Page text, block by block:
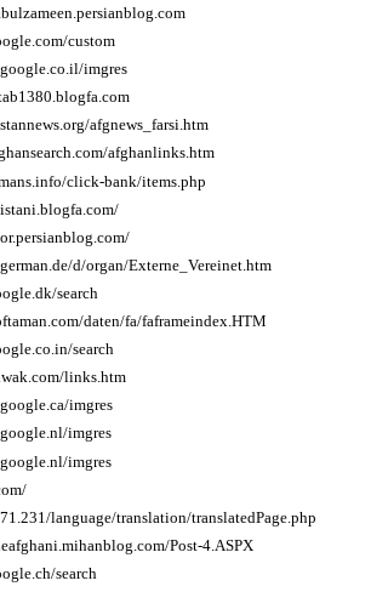
custom
imgres
afgnews_farsi.htm
afghanlinks.htm
click-bank/items.php
d/organ/Externe_Vereinet.htm
search
daten/fa/faframeindex.HTM
search
links.htm
imgres
imgres
imgres
language/translation/translatedPage.php
Post-4.ASPX
search